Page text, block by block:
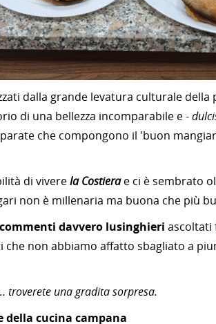
dalla grande levatura culturale della
di una bellezza incomparabile e -
che compongono il 'buon
di viverela Costiera e ci è sembrato
non è millenaria ma buona che più
commenti davvero lusinghieri ascoltati
non abbiamo affatto sbagliato a
troverete una gradita sorpresa.
della cucina campana